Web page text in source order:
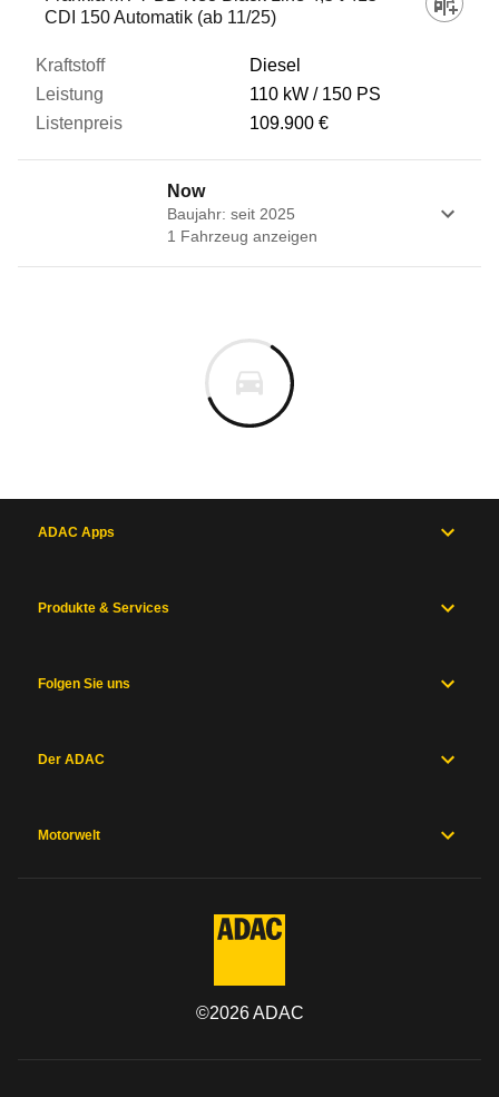
CDI 150 Automatik (ab 11/25)
Diesel
110 kW
150 PS
109.900 €
Now
Baujahr: seit 2025
1 Fahrzeug anzeigen
ADAC Apps
Produkte & Services
Folgen Sie uns
Der ADAC
Motorwelt
©2026ADAC